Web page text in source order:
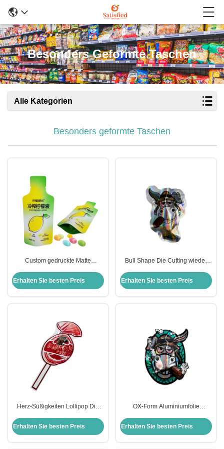
Besonders Geformte Taschen
Alle Kategorien
Besonders geformte Taschen
Custom gedruckte Matte
Stehbeutel für Zitronensaft
Getränke Verpackung
Erhalten Sie besten Preis
Bull Shape Die Cutting wieder
für Kräuterblüten Süßigkeiten
Verpackung
Erhalten Sie besten Preis
Herz-Süßigkeiten Lollipop Die
Mylar Reißverschluss Taschen für
Süßigkeiten Blumen Blätter
Erhalten Sie besten Preis
OX-Form Aluminiumfolie
Gramm Taschen für Blumen
Süßigkeiten Verpackung
Erhalten Sie besten Preis